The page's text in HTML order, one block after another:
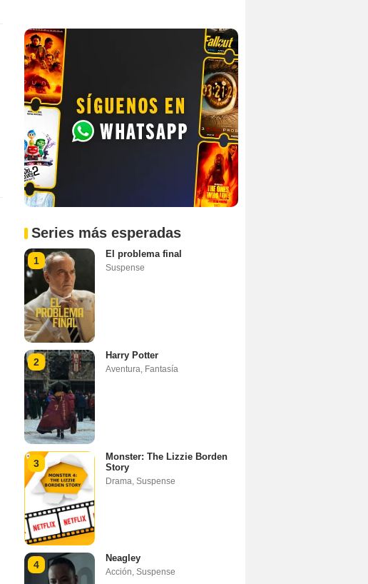
Series más esperadas
1
El problema final
Suspense
2
Harry Potter
Aventura, Fantasía
3
Monster: The Lizzie Borden
Story
Drama, Suspense
4
Neagley
Acción, Suspense